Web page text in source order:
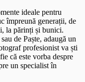
ideale pentru
împreună generații, de
la părinți și bunici.
sau de Paște, adaugă un
profesionist va ști
că este vorba despre
un specialist în